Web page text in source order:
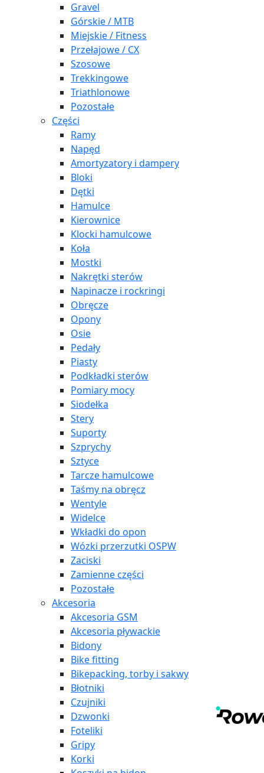
Gravel
Górskie / MTB
Miejskie / Fitness
Przełajowe / CX
Szosowe
Trekkingowe
Triathlonowe
Pozostałe
Części
Ramy
Napęd
Amortyzatory i dampery
Bloki
Dętki
Hamulce
Kierownice
Klocki hamulcowe
Koła
Mostki
Nakrętki sterów
Napinacze i rockringi
Obręcze
Opony
Osie
Pedały
Piasty
Podkładki sterów
Pomiary mocy
Siodełka
Stery
Suporty
Szprychy
Sztyce
Tarcze hamulcowe
Taśmy na obręcz
Wentyle
Widelce
Wkładki do opon
Wózki przerzutki OSPW
Zaciski
Zamienne części
Pozostałe
Akcesoria
Akcesoria GSM
Akcesoria pływackie
Bidony
Bike fitting
Bikepacking, torby i sakwy
Błotniki
Czujniki
Dzwonki
Foteliki
Gripy
Korki